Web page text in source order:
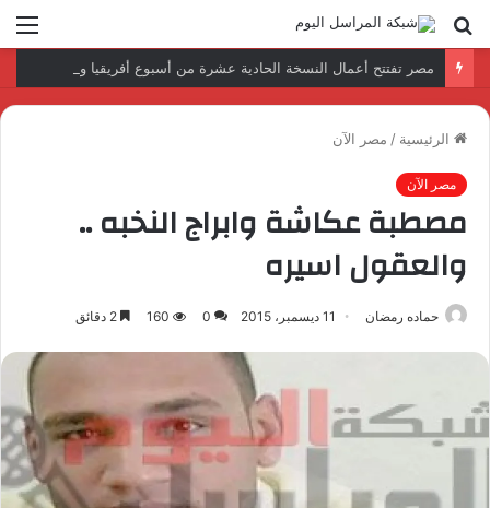
بحث
عن
الرئيسية / مصر الآن
مصر الآن
مصطبة عكاشة وابراج النخبه ..
والعقول اسيره
حماده رمضان 11 ديسمبر، 2015 0
160